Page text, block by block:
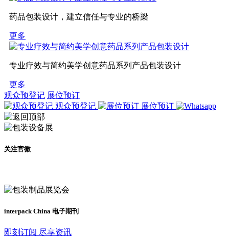
药品包装设计，建立信任与专业的桥梁
更多
专业疗效与简约美学创意药品系列产品包装设计
更多
观众预登记 展位预订
观众预登记
展位预订
关注官微
interpack China 电子期刊
即刻订阅 尽享资讯